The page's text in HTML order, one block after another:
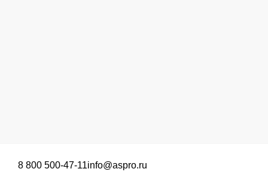
8 800 500-47-11info@aspro.ru